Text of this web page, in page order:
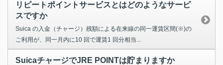
リピートポイントサービスとはどのようなサービ
スですか
Suica の入金（チャージ）残額による在来線の同一運賃区間(※)の
ご利用が、同一月内に10 回で運賃1 回分相当...
SuicaチャージでJRE POINTは貯まりますか